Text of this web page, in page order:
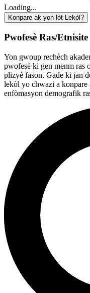
Loading...
Konpare ak yon lòt Lekòl?
Pwofesè Ras/Etnisite
Yon gwoup rechèch
pwofesè ki gen menm ras
plizyè fason. Gade ki jan
lekòl yo chwazi a
enfòmasyon demografik